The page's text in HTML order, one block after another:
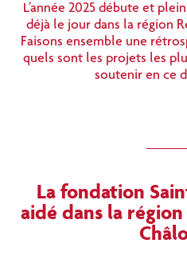
L’année 2025 débute et
déjà le jour dans la région
Faisons ensemble une
quels sont les projets les
soutenir en ce
La fondation
aidé dans la